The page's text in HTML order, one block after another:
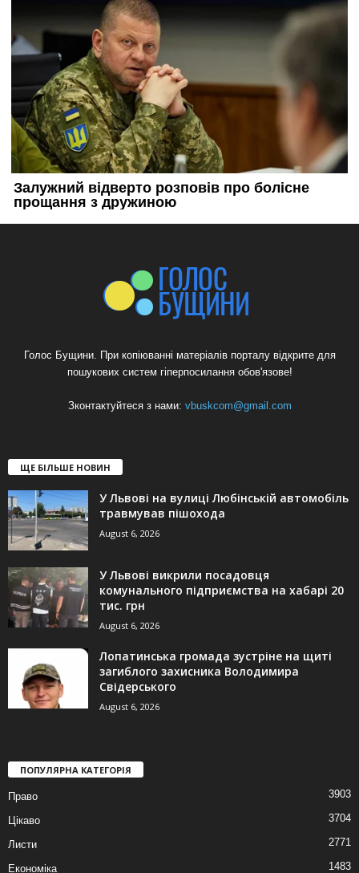
Голос Бущини. При копіюванні матеріалів порталу відкрите для
пошукових систем гіперпосилання обов'язове!
Зконтактуйтеся з нами: vbuskcom@gmail.com
ЩЕ БІЛЬШЕ НОВИН
У Львові на вулиці Любінській автомобіль
травмував пішохода
August 6, 2026
У Львові викрили посадовця
комунального підприємства на хабарі 20
тис. грн
August 6, 2026
Лопатинська громада зустріне на щиті
загиблого захисника Володимира
Свідерського
August 6, 2026
ПОПУЛЯРНА КАТЕГОРІЯ
Право 3903
Цікаво 3704
Листи 2771
Економіка 1483